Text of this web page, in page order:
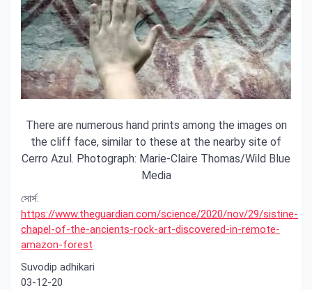
There are numerous hand prints among the images on
the cliff face, similar to these at the nearby site of
Cerro Azul. Photograph: Marie-Claire Thomas/Wild Blue
Media
সোর্স:
https://www.theguardian.com/science/2020/nov/29/sistine-
chapel-of-the-ancients-rock-art-discovered-in-remote-
amazon-forest
Suvodip adhikari
03-12-20